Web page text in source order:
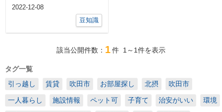
た！」という経験はありません
2022-12-08
豆知識
該当公開件数： 1件 1～1件を表示
タグ一覧
引っ越し
賃貸 吹田市 お部屋探し 北摂 吹田市
一人暮らし 施設情報 ペット可 子育て 治安がいい 環境